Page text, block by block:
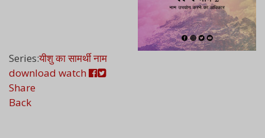
Series:यीशु का सामर्थी नाम
download watch
Share
Back